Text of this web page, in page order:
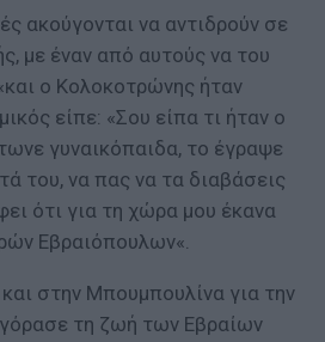
ακούγονται να αντιδρούν σε
με έναν από αυτούς να του
ο Κολοκοτρώνης ήταν
είπε: «Σου είπα τι ήταν ο
γυναικόπαιδα, το έγραψε
του, να πας να τα διαβάσεις
ότι για τη χώρα μου έκανα
Εβραιόπουλων«.
στην Μπουμπουλίνα για την
τη ζωή των Εβραίων